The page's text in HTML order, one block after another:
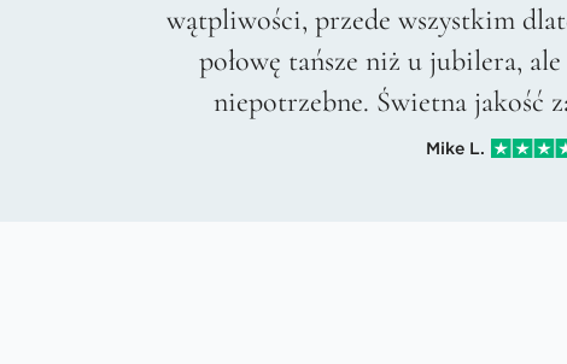
wątpliwości, przede wszystkim
połowę tańsze niż u jubilera,
niepotrzebne. Świetna jakość
Mike L.